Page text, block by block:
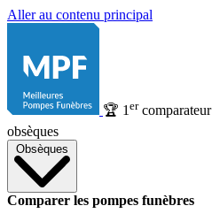
Aller au contenu principal
🏆 1 ercomparateur
obsèques
Obsèques
Comparer les pompes funèbres